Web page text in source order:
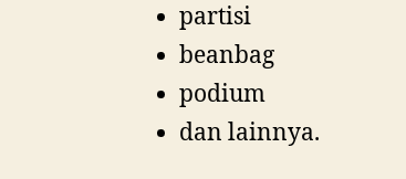
partisi
beanbag
podium
dan lainnya.